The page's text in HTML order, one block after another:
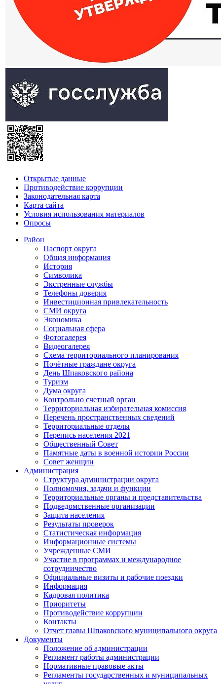
Открытые данные
Противодействие коррупции
Законодательная карта
Карта сайта
Условия использования материалов
Опросы
Район
Паспорт округа
Общая информация
История
Символика
Экстренные службы
Телефоны доверия
Инвестиционная привлекательность
СМИ округа
Экономика
Социальная сфера
Фотогалерея
Видеогалерея
Схема территориального планирования
Почётные граждане округа
День Шпаковского района
Туризм
Дума округа
Контрольно счетный орган
Территориальная избирательная комиссия
Перечень пространственных сведений
Территориальные отделы
Перепись населения 2021
Общественный Совет
Памятные даты в военной истории России
Совет женщин
Администрация
Структура администрации округа
Полномочия, задачи и функции
Территориальные органы и представительства
Подведомственные организации
Защита населения
Результаты проверок
Статистическая информация
Информационные системы
Учрежденные СМИ
Участие в программах и международное
сотрудничество
Официальные визиты и рабочие поездки
Информация
Кадровая политика
Приоритеты
Противодействие коррупции
Контакты
Отчет главы Шпаковского муниципального округа
Документы
Положение об администрации
Регламент работы администрации
Нормативные правовые акты
Регламенты государственных и муниципальных